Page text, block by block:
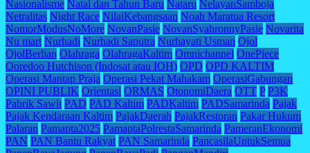
Nasionalisme Natal dan Tahun Baru Nataru NelayanSamboja
Netralitas Night Race NilaiKebangsaan Noah Maratua Resort
NomorModusNoMore NovanPasie NovanSyahronnyPasie Novarita
Nu mart Nurhadi Nurhadi Saputra Nurhayati Usman Ojol
OjolBerlian Olahraga OlahragaKaltim Omnichannel OnePiece
Ooredoo Hutchison (Indosat atau IOH) OPD OPD KALTIM
Operasi Mantap Praja Operasi Pekat Mahakam OperasiGabungan
OPINI PUBLIK Orientasi ORMAS OtonomiDaera OTT P P3K
Pabrik Sawit PAD PAD Kaltim PADKaltim PADSamarinda Pajak
Pajak Kendaraan Kaltim PajakDaerah PajakRestoran Pakar Hukum
Palaran Pamapta2025 PamaptaPolrestaSamarinda PameranEkonomi
PAN PAN Bantu Rakyat PAN Samarinda PancasilaUntukSemua